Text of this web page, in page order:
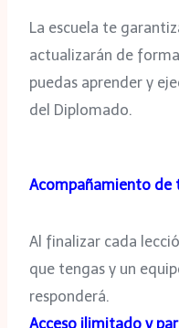
La escuela te
actualizarán de
puedas aprender y
del Diplomado.
Acompañamiento de
Al finalizar cada
que tengas y un
responderá.
Acceso ilimitado y